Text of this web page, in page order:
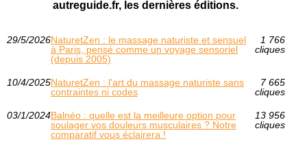
autreguide.fr, les dernières éditions.
29/5/2026NaturetZen : le massage naturiste et sensuel
à Paris, pensé comme un voyage sensoriel
(depuis 2005)
1 766
cliques
10/4/2025NaturetZen : l'art du massage naturiste sans
contraintes ni codes
7 665
cliques
03/1/2024Balnéo : quelle est la meilleure option pour
soulager vos douleurs musculaires ? Notre
comparatif vous éclairera !
13 956
cliques